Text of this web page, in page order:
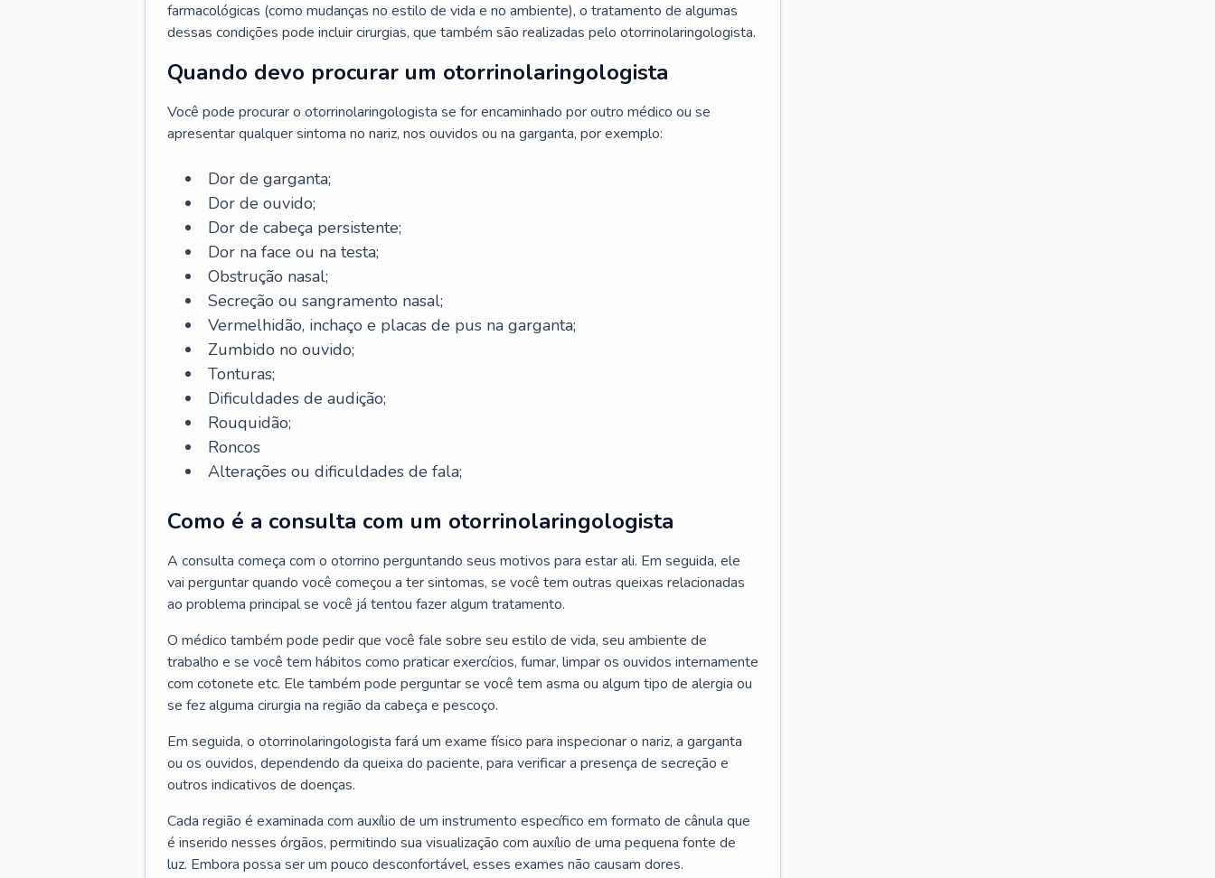
farmacológicas (como mudanças no estilo de vida e no ambiente), o tratamento de algumas
dessas condições pode incluir cirurgias, que também são realizadas pelo otorrinolaringologista.
Quando devo procurar um otorrinolaringologista
Você pode procurar o otorrinolaringologista se for encaminhado por outro médico ou se
apresentar qualquer sintoma no nariz, nos ouvidos ou na garganta, por exemplo:
Dor de garganta;
Dor de ouvido;
Dor de cabeça persistente;
Dor na face ou na testa;
Obstrução nasal;
Secreção ou sangramento nasal;
Vermelhidão, inchaço e placas de pus na garganta;
Zumbido no ouvido;
Tonturas;
Dificuldades de audição;
Rouquidão;
Roncos
Alterações ou dificuldades de fala;
Como é a consulta com um otorrinolaringologista
A consulta começa com o otorrino perguntando seus motivos para estar ali. Em seguida, ele
vai perguntar quando você começou a ter sintomas, se você tem outras queixas relacionadas
ao problema principal se você já tentou fazer algum tratamento.
O médico também pode pedir que você fale sobre seu estilo de vida, seu ambiente de
trabalho e se você tem hábitos como praticar exercícios, fumar, limpar os ouvidos internamente
com cotonete etc. Ele também pode perguntar se você tem asma ou algum tipo de alergia ou
se fez alguma cirurgia na região da cabeça e pescoço.
Em seguida, o otorrinolaringologista fará um exame físico para inspecionar o nariz, a garganta
ou os ouvidos, dependendo da queixa do paciente, para verificar a presença de secreção e
outros indicativos de doenças.
Cada região é examinada com auxílio de um instrumento específico em formato de cânula que
é inserido nesses órgãos, permitindo sua visualização com auxílio de uma pequena fonte de
luz. Embora possa ser um pouco desconfortável, esses exames não causam dores.